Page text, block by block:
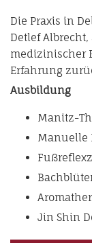
Die Praxis in
Detlef
medizinischer
Erfahrung
Ausbildung
Manitz-
Manuelle
Jin Shin